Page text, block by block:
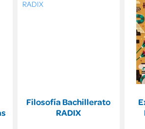
Filosofía Bachillerato
RADIX